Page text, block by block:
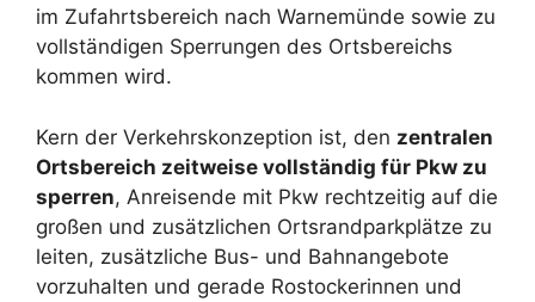
im Zufahrtsbereich nach Warnemünde sowie zu
vollständigen Sperrungen des Ortsbereichs
kommen wird.
Kern der Verkehrskonzeption ist, den zentralen
Ortsbereich zeitweise vollständig für Pkw zu
sperren, Anreisende mit Pkw rechtzeitig auf die
großen und zusätzlichen Ortsrandparkplätze zu
leiten, zusätzliche Bus- und Bahnangebote
vorzuhalten und gerade Rostockerinnen und